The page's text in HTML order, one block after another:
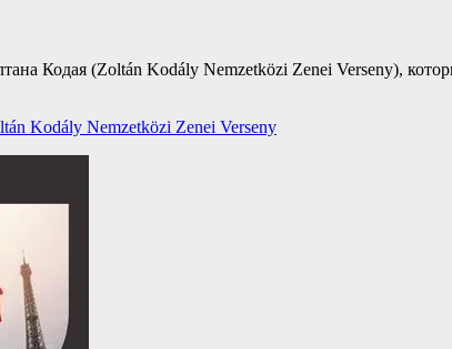
Кодая (Zoltán Kodály Nemzetközi Zenei Verseny),
Kodály Nemzetközi Zenei Verseny